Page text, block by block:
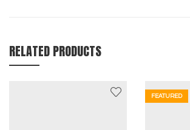
RELATED PRODUCTS
FEATURED